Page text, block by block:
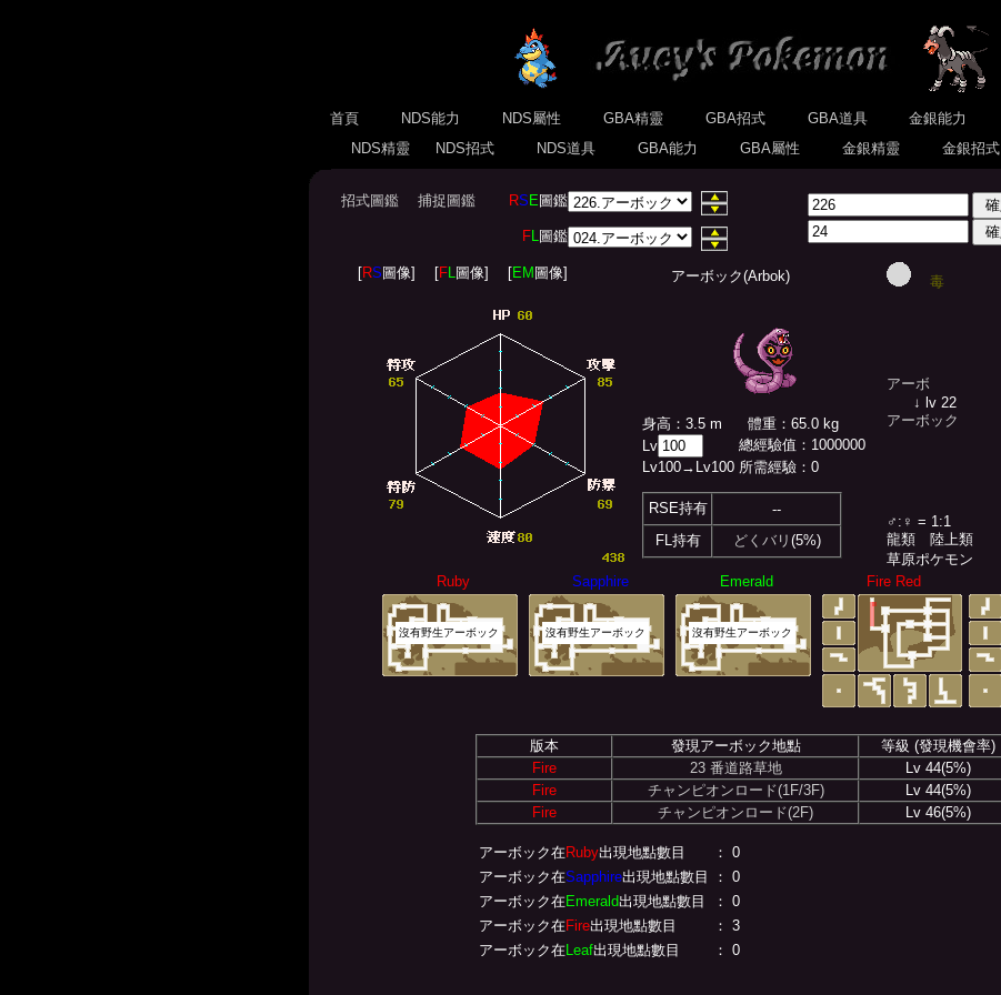
首頁 NDS能力 NDS屬性 GBA精靈 GBA招式 GBA道具 金銀能力
NDS精靈
NDS招式 NDS道具 GBA能力 GBA屬性 金銀精靈 金銀招式
招式圖鑑 捕捉圖鑑 RS E圖鑑
FL圖鑑
[RS 圖像] [FL圖像] [EM 圖像] アーボック(Arbok) 毒
身高：3.5 m
體重：65.0 kg
Lv
總經驗值 ： 1000000
Lv100→Lv100 所需經驗： 0
RSE持有
--
FL持有
どくバリ (5%)
アーボ
↓ lv 22
アーボック
♂:♀ = 1:1
龍類
陸上類
草原ポケモン
Ruby
Sapphire Emerald Fire Red
沒有野生アーボック 沒有野生アーボック 沒有野生アーボック
版本 發現アーボック地點
等級 (發現機會率)
Fire
23 番道路草地
Lv 44(5%)
Fire
チャンピオンロード(1F/3F)
Lv 44(5%)
Fire
チャンピオンロード(2F) Lv 46(5%)
アーボック在Ruby出現地點數目
： 0
アーボック在Sapphire出現地點數目
： 0
アーボック在Emerald出現地點數目
： 0
アーボック在Fire出現地點數目
： 3
アーボック在Leaf出現地點數目 ： 0